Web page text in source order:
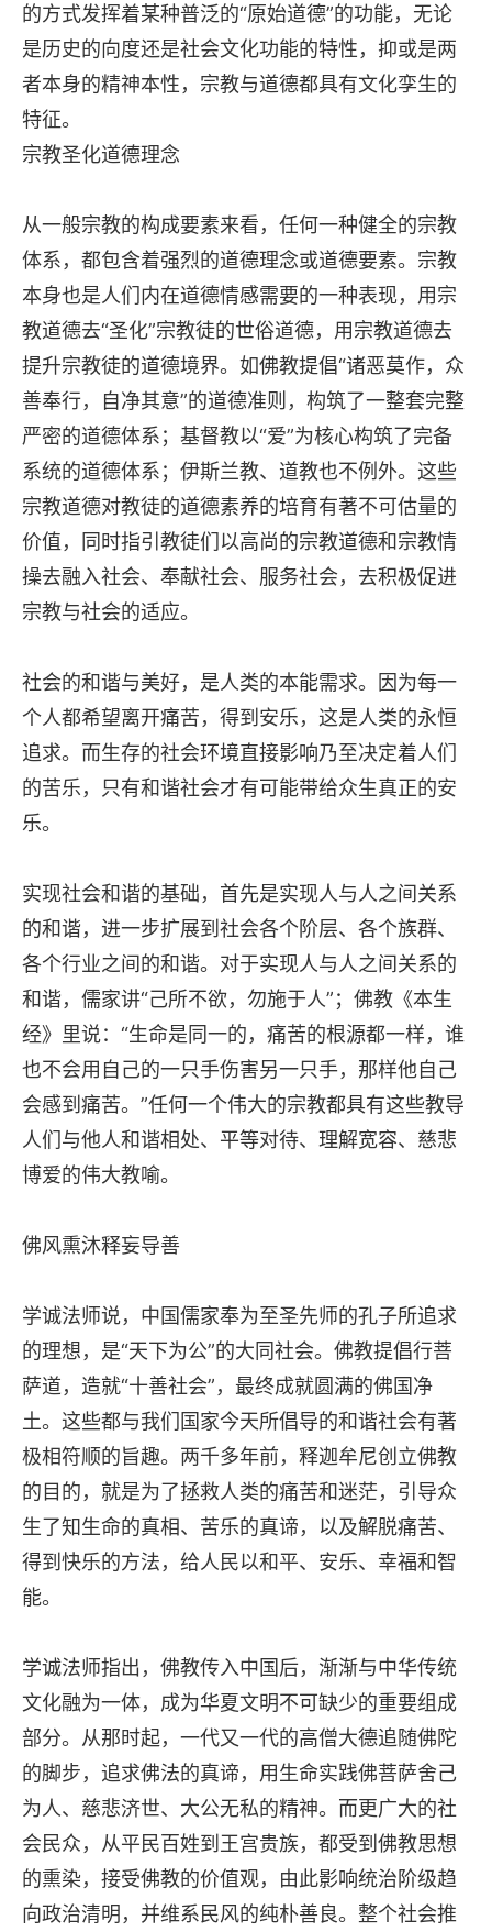
的方式发挥着某种普泛的“原始道德”的功能，无论
是历史的向度还是社会文化功能的特性，抑或是两
者本身的精神本性，宗教与道德都具有文化孪生的
特征。
宗教圣化道德理念
从一般宗教的构成要素来看，任何一种健全的宗教
体系，都包含着强烈的道德理念或道德要素。宗教
本身也是人们内在道德情感需要的一种表现，用宗
教道德去“圣化”宗教徒的世俗道德，用宗教道德去
提升宗教徒的道德境界。如佛教提倡“诸恶莫作，众
善奉行，自净其意”的道德准则，构筑了一整套完整
严密的道德体系；基督教以“爱”为核心构筑了完备
系统的道德体系；伊斯兰教、道教也不例外。这些
宗教道德对教徒的道德素养的培育有著不可估量的
价值，同时指引教徒们以高尚的宗教道德和宗教情
操去融入社会、奉献社会、服务社会，去积极促进
宗教与社会的适应。
社会的和谐与美好，是人类的本能需求。因为每一
个人都希望离开痛苦，得到安乐，这是人类的永恒
追求。而生存的社会环境直接影响乃至决定着人们
的苦乐，只有和谐社会才有可能带给众生真正的安
乐。
实现社会和谐的基础，首先是实现人与人之间关系
的和谐，进一步扩展到社会各个阶层、各个族群、
各个行业之间的和谐。对于实现人与人之间关系的
和谐，儒家讲“己所不欲，勿施于人”；佛教《本生
经》里说：“生命是同一的，痛苦的根源都一样，谁
也不会用自己的一只手伤害另一只手，那样他自己
会感到痛苦。”任何一个伟大的宗教都具有这些教导
人们与他人和谐相处、平等对待、理解宽容、慈悲
博爱的伟大教喻。
佛风熏沐释妄导善
学诚法师说，中国儒家奉为至圣先师的孔子所追求
的理想，是“天下为公”的大同社会。佛教提倡行菩
萨道，造就“十善社会”，最终成就圆满的佛国净
土。这些都与我们国家今天所倡导的和谐社会有著
极相符顺的旨趣。两千多年前，释迦牟尼创立佛教
的目的，就是为了拯救人类的痛苦和迷茫，引导众
生了知生命的真相、苦乐的真谛，以及解脱痛苦、
得到快乐的方法，给人民以和平、安乐、幸福和智
能。
学诚法师指出，佛教传入中国后，渐渐与中华传统
文化融为一体，成为华夏文明不可缺少的重要组成
部分。从那时起，一代又一代的高僧大德追随佛陀
的脚步，追求佛法的真谛，用生命实践佛菩萨舍己
为人、慈悲济世、大公无私的精神。而更广大的社
会民众，从平民百姓到王宫贵族，都受到佛教思想
的熏染，接受佛教的价值观，由此影响统治阶级趋
向政治清明，并维系民风的纯朴善良。整个社会推